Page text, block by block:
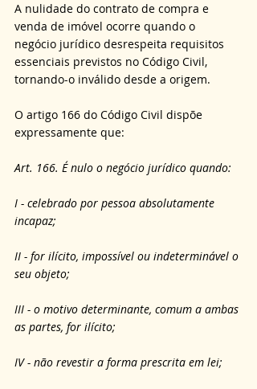
A nulidade do contrato de compra e
venda de imóvel ocorre quando o
negócio jurídico desrespeita requisitos
essenciais previstos no Código Civil,
tornando-o inválido desde a origem.
O artigo 166 do Código Civil dispõe
expressamente que:
Art. 166. É nulo o negócio jurídico quando:
I - celebrado por pessoa absolutamente
incapaz;
II - for ilícito, impossível ou indeterminável o
seu objeto;
III - o motivo determinante, comum a ambas
as partes, for ilícito;
IV - não revestir a forma prescrita em lei;